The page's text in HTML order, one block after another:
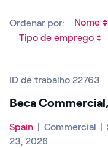
Ordenar por:
ID de trabalho 22763
Beca
Spain Commercial
23, 2026